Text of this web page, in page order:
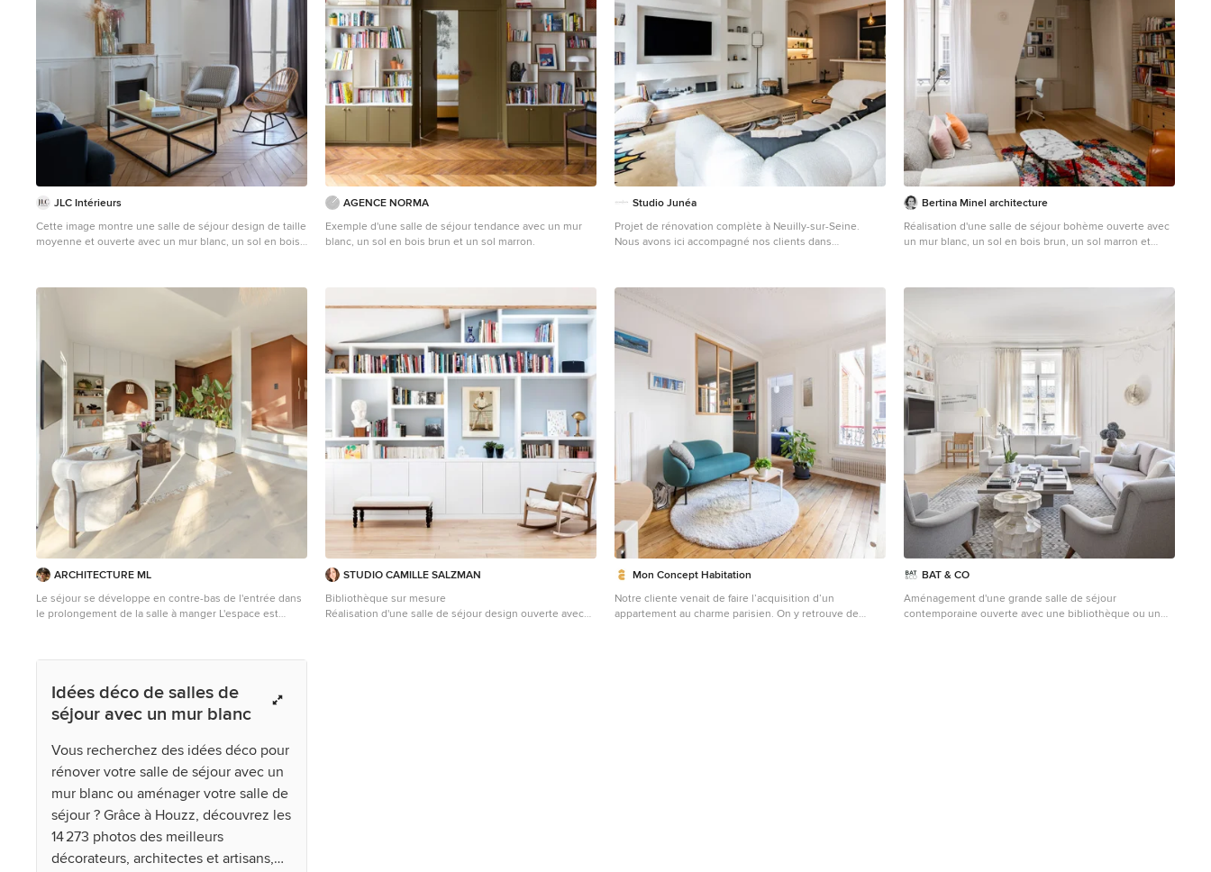
JLC Intérieurs
Cette image montre une salle de séjour design de taille
moyenne et ouverte avec un mur blanc, un sol en bois
canapé noir.
AGENCE NORMA
Exemple d'une salle de séjour tendance avec un mur
blanc, un sol en bois brun et un sol marron.
Studio Junéa
Projet de rénovation complète à Neuilly-sur-Seine.
Nous avons ici accompagné nos clients dans
Nous les avons également accompagné dans la
l'entrepreneur choisi par les clients.
https://www.studio-junea.com/
Bertina Minel architecture
Réalisation d'une salle de séjour bohème ouverte avec
un mur blanc, un sol en bois brun, un sol marron et
ARCHITECTURE ML
Le séjour se développe en contre-bas de l'entrée dans
le prolongement de la salle à manger L'espace est
entre les deux niveaux du rez-de-chaussée afin de
été dessinée et réalisée pour accueillir rangements,
étagères et banquette
STUDIO CAMILLE SALZMAN
Bibliothèque sur mesure
Réalisation d'une salle de séjour design ouverte avec
Mon Concept Habitation
Notre cliente venait de faire l’acquisition d’un
appartement au charme parisien. On y retrouve de
BAT & CO
Aménagement d'une grande salle de séjour
contemporaine ouverte avec une bibliothèque ou un
Idées déco de salles de
séjour avec un mur blanc
Vous recherchez des idées déco pour
rénover votre salle de séjour avec un
mur blanc ou aménager votre salle de
séjour ? Grâce à Houzz, découvrez les
14 273 photos des meilleurs
décorateurs, architectes et artisans,